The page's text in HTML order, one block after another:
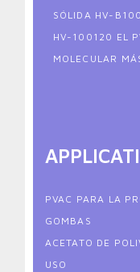
SÓLIDA HV-
HV-100120 EL
MOLECULAR
PVAC PARA LA
GOMBAS
ACETATO DE
USO